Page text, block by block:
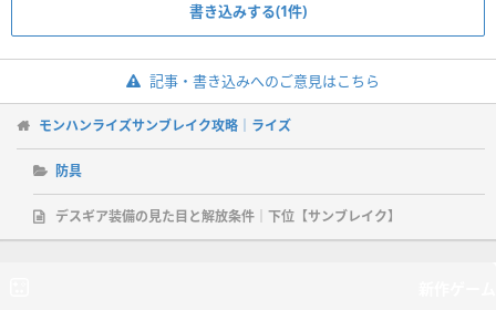
書き込みする(1件)
記事・書き込みへのご意見はこちら
モンハンライズサンブレイク攻略｜ライズ
防具
デスギア装備の見た目と解放条件｜下位【サンブレイク】